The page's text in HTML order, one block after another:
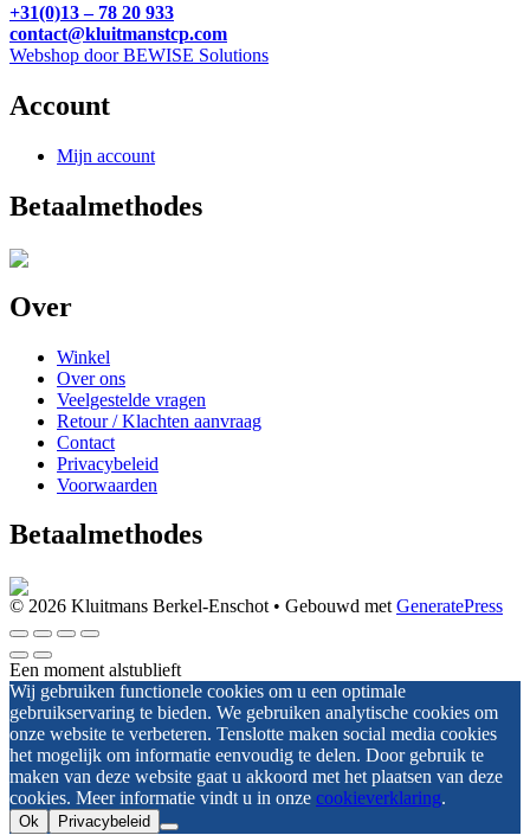
+31(0)13 – 78 20 933
contact@kluitmanstcp.com
Webshop door BEWISE Solutions
Account
Mijn account
Betaalmethodes
Over
Winkel
Over ons
Veelgestelde vragen
Retour / Klachten aanvraag
Contact
Privacybeleid
Voorwaarden
Betaalmethodes
© 2026 Kluitmans Berkel-Enschot • Gebouwd met GeneratePress
Een moment alstublieft
Wij gebruiken functionele cookies om u een optimale
gebruikservaring te bieden. We gebruiken analytische cookies om
onze website te verbeteren. Tenslotte maken social media cookies
het mogelijk om informatie eenvoudig te delen. Door gebruik te
maken van deze website gaat u akkoord met het plaatsen van deze
cookies. Meer informatie vindt u in onze cookieverklaring.
Ok Privacybeleid